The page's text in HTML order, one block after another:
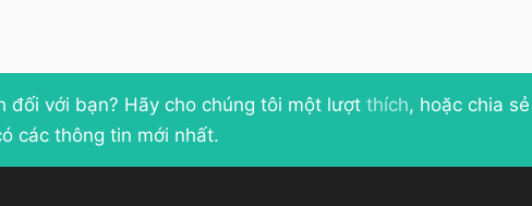
đối với bạn? Hãy cho chúng tôi một lượt thích, hoặc chia sẻ
các thông tin mới nhất.